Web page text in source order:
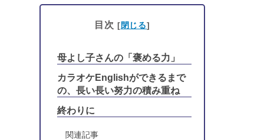
目次 [ 閉じる]
母よし子さんの「褒める力」
カラオケEnglishができるまで
の、長い長い努力の積み重ね
終わりに
関連記事